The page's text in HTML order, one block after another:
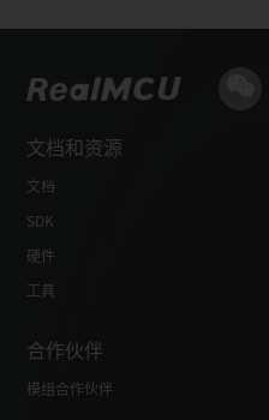
文档和资源
文档
SDK
硬件
工具
合作伙伴
模组合作伙伴